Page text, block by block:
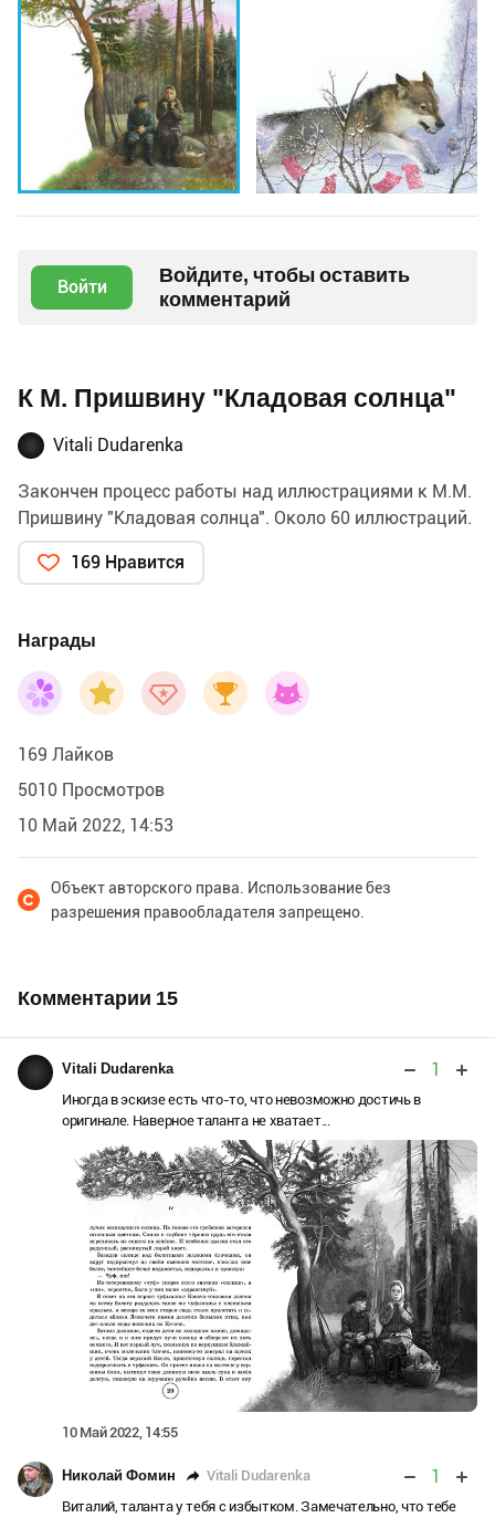
Войти
Войдите, чтобы оставить
комментарий
К М. Пришвину "Кладовая солнца"
Vitali Dudarenka
Закончен процесс работы над иллюстрациями к М.М.
Пришвину "Кладовая солнца". Около 60 иллюстраций.
169 Нравится
Награды
169 Лайков
5010 Просмотров
10 Май 2022, 14:53
Объект авторского права. Использование без
разрешения правообладателя запрещено.
Комментарии 15
Vitali Dudarenka 1
Иногда в эскизе есть что-то, что невозможно достичь в
оригинале. Наверное таланта не хватает...
10 Май 2022, 14:55
Николай Фомин Vitali Dudarenka 1
Виталий, таланта у тебя с избытком. Замечательно, что тебе